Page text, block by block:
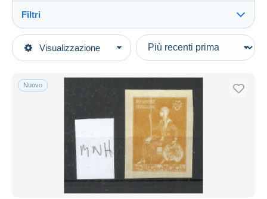
Visualizzazione
Categorie principali
Europa
Filtri
Tipo di vendita
In corso
Prezzo fisso
Asta con offerte
Casa d'aste
Tutte le durate
Nuovo